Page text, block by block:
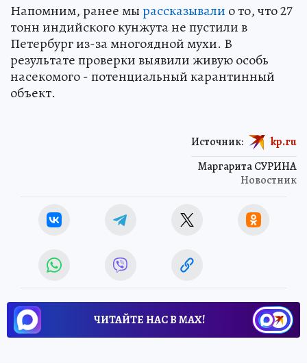
Напомним, ранее мырассказывали о то, что 27
тонн индийского кунжута не пустили в
Петербург из-за многоядной мухи. В
результате проверки выявили живую особь
насекомого - потенциальный карантинный
объект.
Маргарита СУРИНА
Новостник
Источник: kp.ru
ЧИТАЙТЕ НАС В МАХ!